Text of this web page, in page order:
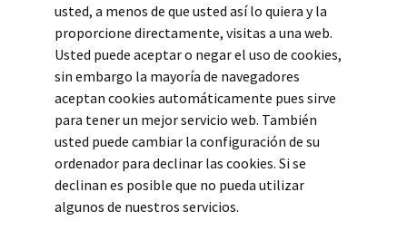
usted, a menos de que usted así lo quiera y la
proporcione directamente, visitas a una web.
Usted puede aceptar o negar el uso de cookies,
sin embargo la mayoría de navegadores
aceptan cookies automáticamente pues sirve
para tener un mejor servicio web. También
usted puede cambiar la configuración de su
ordenador para declinar las cookies. Si se
declinan es posible que no pueda utilizar
algunos de nuestros servicios.